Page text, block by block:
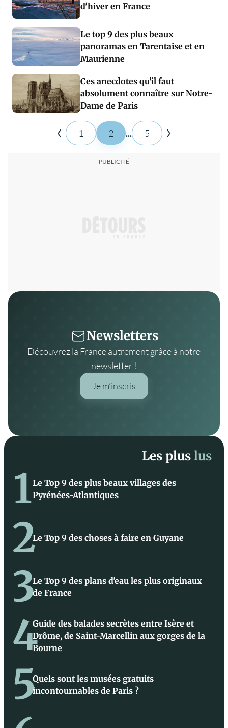
d'hiver en France
Le top 9 des plus beaux
panoramas en Tarentaise et en
Maurienne
Ces anecdotes qu'il faut
absolument connaître sur Notre-
Dame de Paris
1 2 ... 5
Newsletters
Découvrez la France autrement grâce à notre
newsletter !
Je m’inscris
Les pluslus
1Le Top 9 des plus beaux villages des
Pyrénées-Atlantiques
2Le Top 9 des choses à faire en Guyane
3Le Top 9 des plans d'eau les plus originaux
de France
4Guide des balades secrètes entre Isère et
Drôme, de Saint-Marcellin aux gorges de la
Bourne
5Quels sont les musées gratuits
incontournables de Paris ?